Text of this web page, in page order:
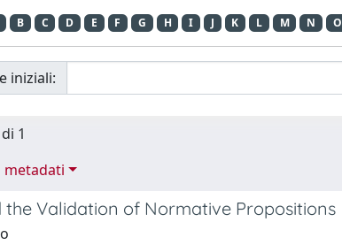
B C D E F G H I J K L M N O
iniziali:
1
metadati
the Validation of Normative Propositions